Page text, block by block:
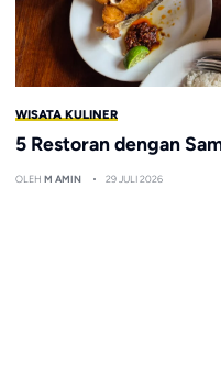
WISATA KULINER
5 Restoran dengan
OLEH M AMIN 29 JULI 2026